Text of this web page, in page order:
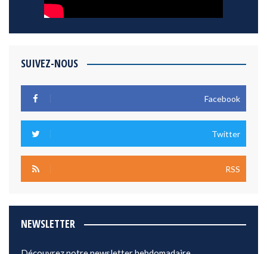
SUIVEZ-NOUS
Facebook
Twitter
RSS
NEWSLETTER